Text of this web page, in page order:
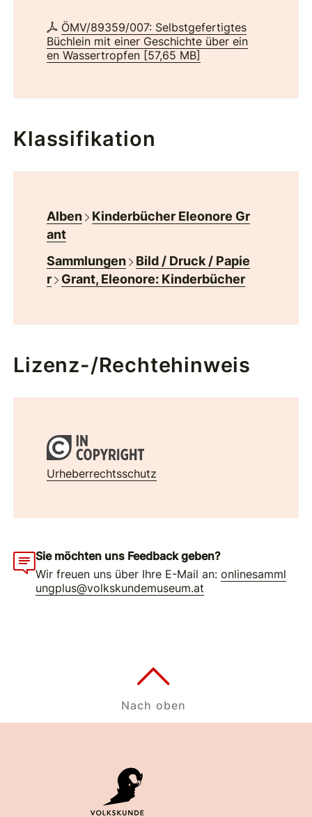
ÖMV/89359/007: Selbstgefertigtes
Büchlein mit einer Geschichte über ein
en Wassertropfen [57,65 MB]
Klassifikation
Alben
Kinderbücher Eleonore Gr
ant
Sammlungen
Bild / Druck / Papie
r
Grant, Eleonore: Kinderbücher
Lizenz-/Rechtehinweis
Urheberrechtsschutz
Sie möchten uns Feedback geben?
Wir freuen uns über Ihre E-Mail an:onlinesamml
ungplus@volkskundemuseum.at
Nach oben